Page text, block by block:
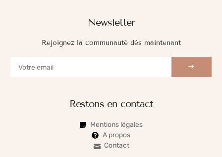
Newsletter
Rejoignez la communauté dès maintenant
Restons en contact
Mentions légales
A propos
Contact